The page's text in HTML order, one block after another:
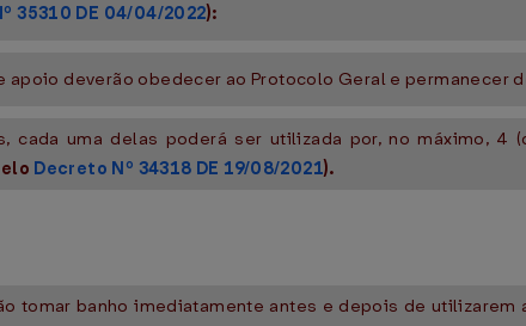
35310 DE 04/04/2022):
apoio deverão obedecer ao Protocolo Geral e permanecer
cada uma delas poderá ser utilizada por, no máximo, 4
Decreto Nº 34318 DE 19/08/2021).
tomar banho imediatamente antes e depois de